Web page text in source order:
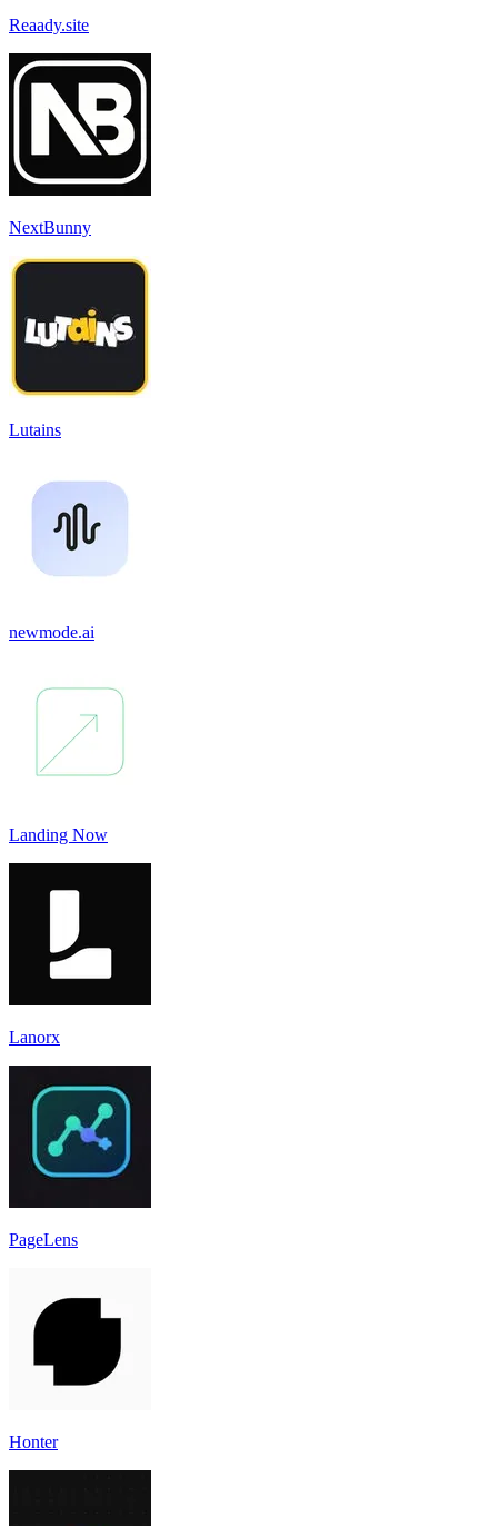
Reaady.site
NextBunny
Lutains
newmode.ai
Landing Now
Lanorx
PageLens
Honter